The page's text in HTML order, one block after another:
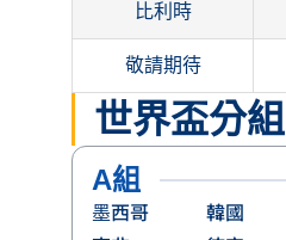
比利時
敬請期待
世界盃分組
A組
墨西哥
韓國